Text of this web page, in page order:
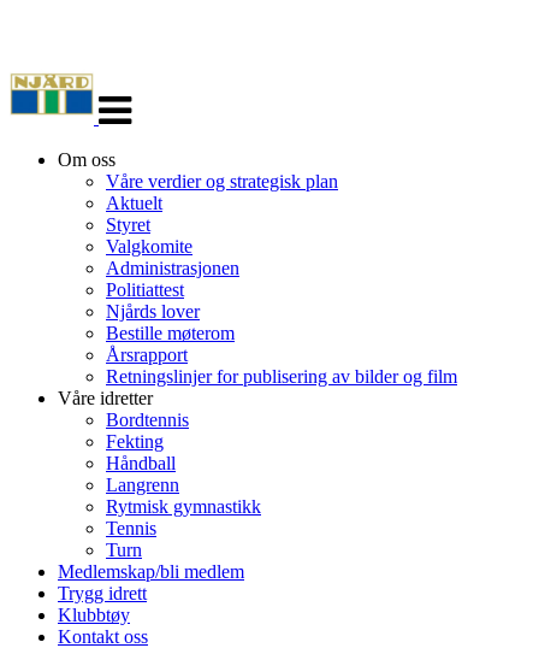
navigasjon
Om oss
Våre verdier og strategisk plan
Aktuelt
Styret
Valgkomite
Administrasjonen
Politiattest
Njårds lover
Bestille møterom
Årsrapport
Retningslinjer for publisering av bilder og film
Våre idretter
Bordtennis
Fekting
Håndball
Langrenn
Rytmisk gymnastikk
Tennis
Turn
Medlemskap/bli medlem
Trygg idrett
Klubbtøy
Kontakt oss